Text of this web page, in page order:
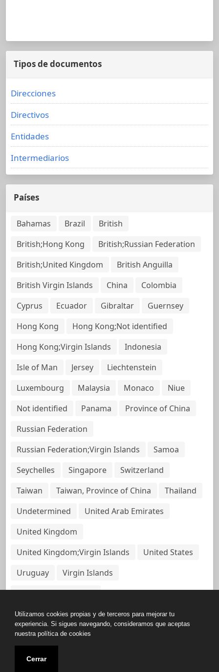
Tipos de documentos
Direcciones
Directivos
Entidades
Intermediarios
Países
Bahamas Brazil
British
British;Hong Kong
British;Russian Federation
British;United Kingdom
British Anguilla
British Virgin Islands
China
Colombia
Cyprus
Ecuador Gibraltar
Guernsey
Hong Kong
Hong Kong;Not identified
Hong Kong;Virgin Islands
Indonesia
Isle of Man
Jersey
Liechtenstein
Luxembourg
Malaysia Monaco
Niue
Not identified
Panama
Province of China
Russian Federation
Russian Federation;Virgin Islands
Samoa
Seychelles
Singapore
Switzerland
Taiwan
Taiwan, Province of China
Thailand
Undetermined
United Arab Emirates
United Kingdom
United Kingdom;Virgin Islands
United States
Uruguay
Virgin Islands
Virgin Islands, British
Copyright © All rights reserved.
Utilizamos cookies propias y de terceros para mejorar tu
experiencia. Si sigues navegando, consideramos que aceptas
nuestra política de cookies
Cerrar